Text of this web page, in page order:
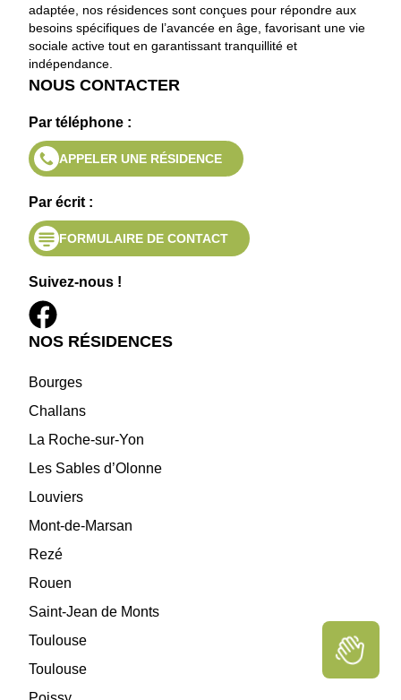
adaptée, nos résidences sont conçues pour répondre aux
besoins spécifiques de l’avancée en âge, favorisant une vie
sociale active tout en garantissant tranquillité et
indépendance.
NOUS CONTACTER
Par téléphone :
APPELER UNE RÉSIDENCE
Par écrit :
FORMULAIRE DE CONTACT
Suivez-nous !
NOS RÉSIDENCES
Bourges
Challans
La Roche-sur-Yon
Les Sables d’Olonne
Louviers
Mont-de-Marsan
Rezé
Rouen
Saint-Jean de Monts
Toulouse
Toulouse